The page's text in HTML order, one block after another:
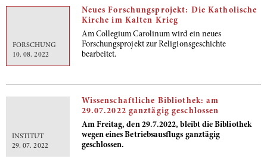
FORSCHUNG
10. 08. 2022
Neues Forschungsprojekt: Die Katholische
Kirche im Kalten Krieg
Am Collegium Carolinum wird ein neues
Forschungsprojekt zur Religionsgeschichte
bearbeitet.
INSTITUT
29. 07. 2022
Wissenschaftliche Bibliothek: am
29.07.2022 ganztägig geschlossen
Am Freitag, den 29.7.2022, bleibt die Bibliothek
wegen eines Betriebsausflugs ganztägig
geschlossen.